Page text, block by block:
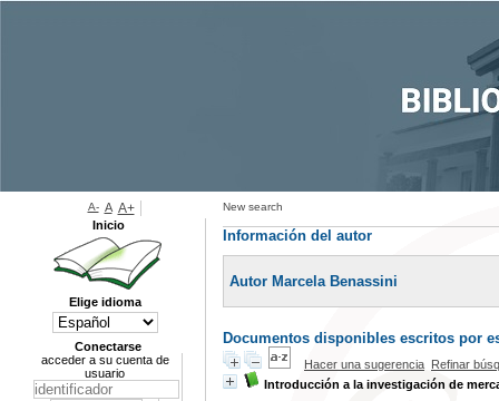
New search
Información del autor
Autor Marcela Benassini
Documentos disponibles escritos por
Hacer una sugerencia Refinar
Introducción a la investigación de
A- A A+
Inicio
Elige idioma
Conectarse
acceder a su cuenta de
usuario